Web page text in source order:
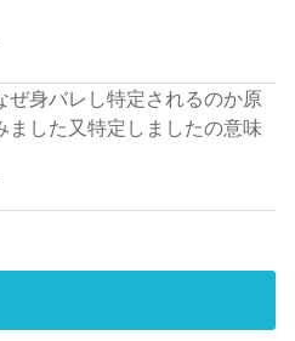
ぜ身バレし特定されるのか原
ました又特定しましたの意味